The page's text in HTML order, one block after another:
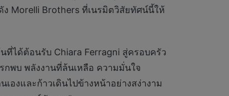
Morelli Brothers ที่เนรมิตวิสัยทัศน์นี้ให้
ที่ได้ต้อนรับ Chiara Ferragni สู่ครอบครัว
กพบ พลังงานที่ล้นเหลือ ความมั่นใจ
งและก้าวเดินไปข้างหน้าอย่างสง่างาม